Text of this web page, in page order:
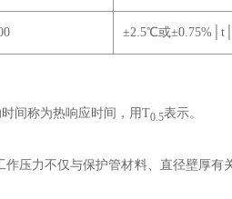
±2.5℃或±0.75%│t│
间称为热响应时间，用T0.5表示。
压力不仅与保护管材料、直径壁厚有